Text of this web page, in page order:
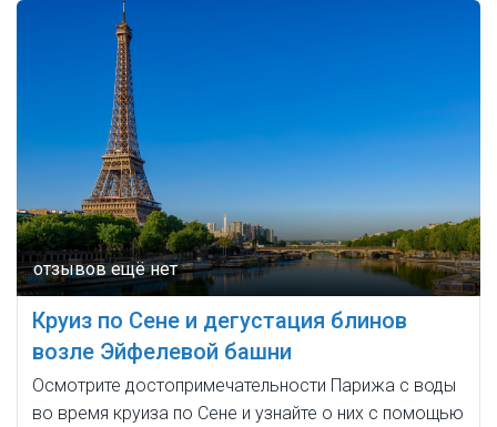
Круиз по Сене и дегустация блинов
возле Эйфелевой башни
Осмотрите достопримечательности Парижа с воды
во время круиза по Сене и узнайте о них с помощью